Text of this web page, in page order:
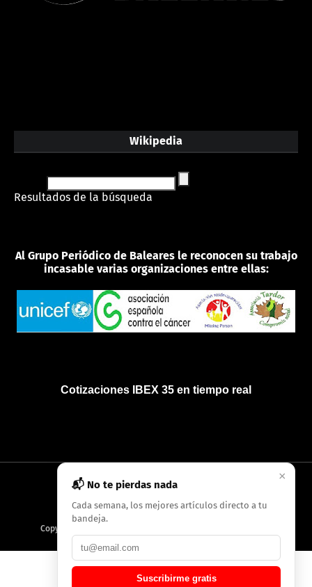
Wikipedia
Resultados de la búsqueda
Al Grupo Periódico de Baleares le reconocen su trabajo
incasable varias organizaciones entre ellas:
Cotizaciones IBEX 35 en tiempo real
INICIO QUIÉNES SOMOS POLÍTICA DE PRIVACIDAD
Copyright
×
📬 No te pierdas nada
Cada semana, los mejores artículos directo a tu
bandeja.
Suscribirme gratis